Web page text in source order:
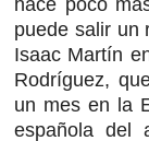
puede salir un
Isaac Martín
Rodríguez,
un mes en la
española del